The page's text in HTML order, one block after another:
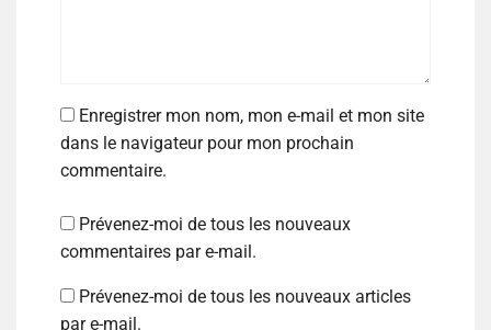
Enregistrer mon nom, mon e-mail et mon site
dans le navigateur pour mon prochain
commentaire.
Prévenez-moi de tous les nouveaux
commentaires par e-mail.
Prévenez-moi de tous les nouveaux articles
par e-mail.